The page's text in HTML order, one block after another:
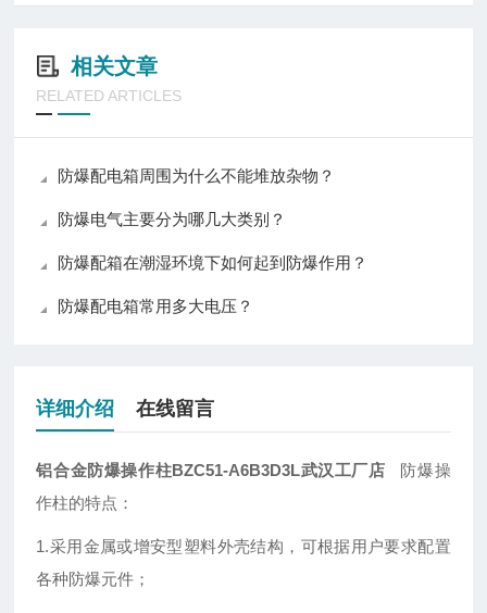
相关文章
RELATED ARTICLES
防爆配电箱周围为什么不能堆放杂物？
防爆电气主要分为哪几大类别？
防爆配箱在潮湿环境下如何起到防爆作用？
防爆配电箱常用多大电压？
详细介绍 在线留言
铝合金防爆操作柱BZC51-A6B3D3L武汉工厂店 防爆操
作柱的特点：
1.采用金属或增安型塑料外壳结构，可根据用户要求配置
各种防爆元件；